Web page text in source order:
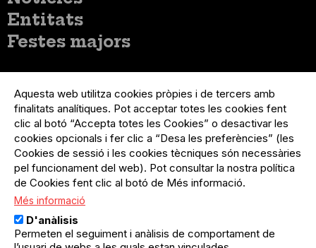
Entitats
Festes majors
del
compte
d'usuari
Menú
usuari
no
loggat
Registre organització
Menú
Peu
Sobre el projecte
Preguntes freqüents
Contacte
Menú
Legal
Política de privacitat
Avís legal
Política de cookies
Aquesta web utilitza cookies pròpies i de tercers amb
finalitats analítiques. Pot acceptar totes les cookies fent
clic al botó “Accepta totes les Cookies” o desactivar les
cookies opcionals i fer clic a “Desa les preferències” (les
Cookies de sessió i les cookies tècniques són necessàries
pel funcionament del web). Pot consultar la nostra política
de Cookies fent clic al botó de Més informació.
Més informació
D'anàlisis
Permeten el seguiment i anàlisis de comportament de